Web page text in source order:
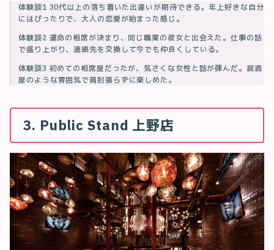
体験談1 30代以上の落ち着いた出逢いが期待できる。年上好きな自分
にはぴったりで、大人の恋愛が始まった感じ。
体験談2 運命の相席が決まり、同じ職業の彼女と出会えた。仕事の話
で盛り上がり、連絡先を交換して今でも仲良くしている。
体験談3 初めての相席屋だったが、気さくな女性と話が弾んだ。居酒
屋のような雰囲気で肩肘張らずに楽しめた。
3. Public Stand 上野店